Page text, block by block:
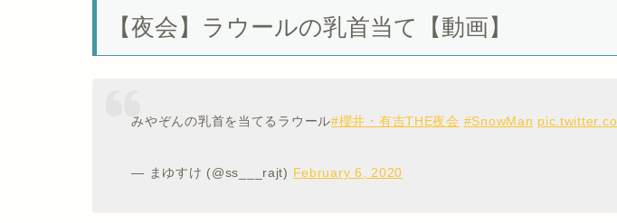
【夜会】ラウールの乳首当て【動画】
みやぞんの乳首を当てるラウール#櫻井・有吉THE夜会 #SnowMan
— まゆすけ (@ss___rajt) February 6, 2020